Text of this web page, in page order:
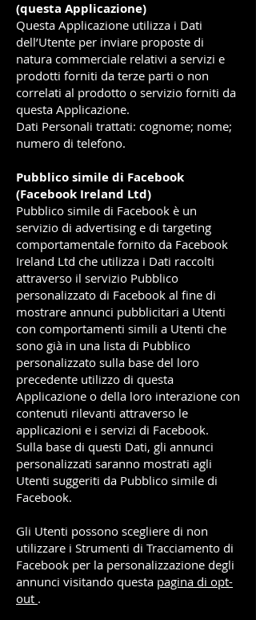
(questa Applicazione)
Questa Applicazione utilizza i Dati
dell’Utente per inviare proposte di
natura commerciale relativi a servizi e
prodotti forniti da terze parti o non
correlati al prodotto o servizio forniti da
questa Applicazione.
Dati Personali trattati: cognome; nome;
numero di telefono.
Pubblico simile di Facebook
(Facebook Ireland Ltd)
Pubblico simile di Facebook è un
servizio di advertising e di targeting
comportamentale fornito da Facebook
Ireland Ltd che utilizza i Dati raccolti
attraverso il servizio Pubblico
personalizzato di Facebook al fine di
mostrare annunci pubblicitari a Utenti
con comportamenti simili a Utenti che
sono già in una lista di Pubblico
personalizzato sulla base del loro
precedente utilizzo di questa
Applicazione o della loro interazione con
contenuti rilevanti attraverso le
applicazioni e i servizi di Facebook.
Sulla base di questi Dati, gli annunci
personalizzati saranno mostrati agli
Utenti suggeriti da Pubblico simile di
Facebook.
Gli Utenti possono scegliere di non
utilizzare i Strumenti di Tracciamento di
Facebook per la personalizzazione degli
annunci visitando questa pagina di opt-
out .